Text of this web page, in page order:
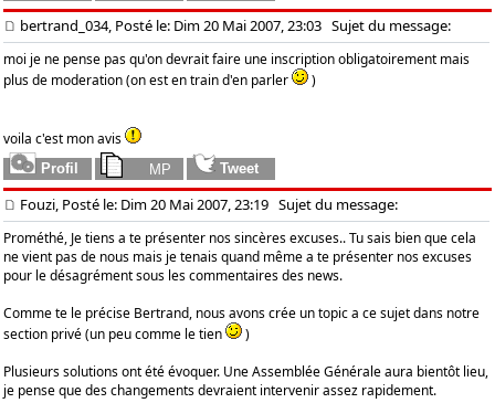
bertrand_034, Posté le: Dim 20 Mai 2007, 23:03 Sujet du message:
moi je ne pense pas qu'on devrait faire une inscription obligatoirement mais
plus de moderation (on est en train d'en parler
)
voila c'est mon avis
Fouzi, Posté le: Dim 20 Mai 2007, 23:19 Sujet du message:
Prométhé, Je tiens a te présenter nos sincères excuses.. Tu sais bien que cela
ne vient pas de nous mais je tenais quand même a te présenter nos excuses
pour le désagrément sous les commentaires des news.
Comme te le précise Bertrand, nous avons crée un topic a ce sujet dans notre
section privé (un peu comme le tien
)
Plusieurs solutions ont été évoquer. Une Assemblée Générale aura bientôt lieu,
je pense que des changements devraient intervenir assez rapidement.